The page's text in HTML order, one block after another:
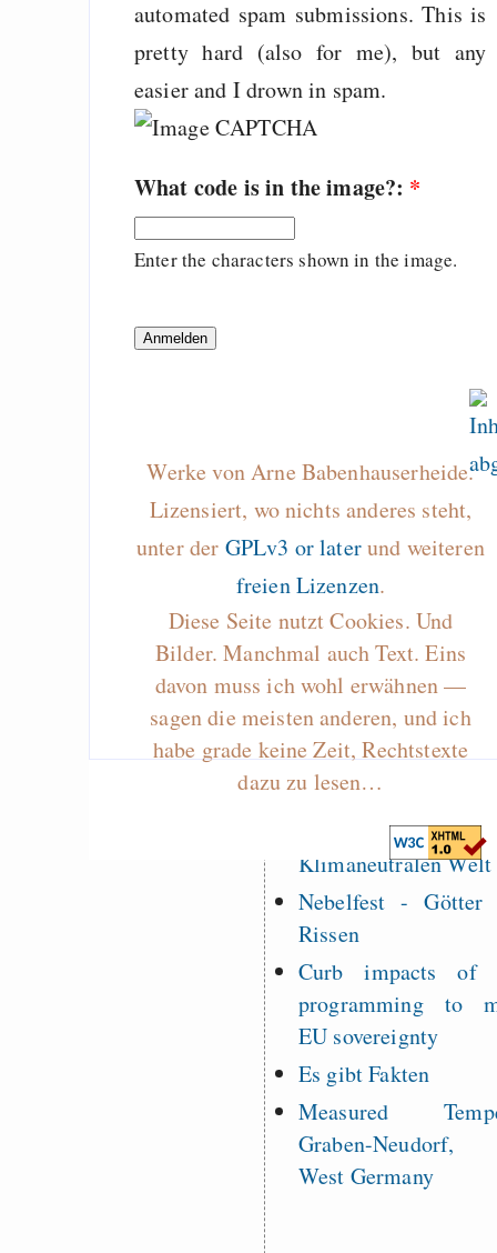
automated spam submissions. This is
pretty hard (also for me), but any
easier and I drown in spam.
What code is in the image?: *
Enter the characters shown in the image.
Werke von Arne Babenhauserheide.
Lizensiert, wo nichts anderes steht,
unter der GPLv3 or laterund weiteren
freien Lizenzen.
Diese Seite nutzt Cookies. Und
Bilder. Manchmal auch Text. Eins
davon muss ich wohl erwähnen —
sagen die meisten anderen, und ich
habe grade keine Zeit, Rechtstexte
dazu zu lesen…
identi.ca Group:
Group (!oog)
Zuletzt angezeigt:
Notizen zur
Wagner (DFG),
Taz verdreht
Wofür ich die Taz
dollars in pay-
want — thoughts
Humble Indie Bundle
Draketo neu: Beiträge
Alltag in
Klimaneutralen Welt
Nebelfest -
Rissen
Curb impacts
programming to
EU sovereignty
Es gibt Fakten
Measured
Graben-Neudorf,
West Germany